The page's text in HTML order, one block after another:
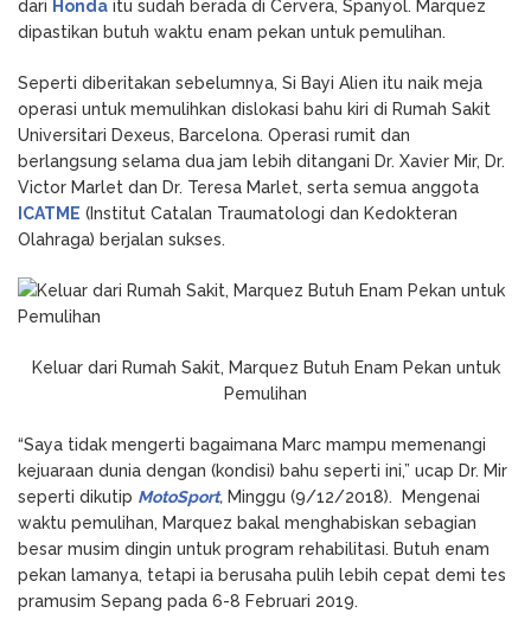
dari Honda itu sudah berada di Cervera, Spanyol. Marquez
dipastikan butuh waktu enam pekan untuk pemulihan.
Seperti diberitakan sebelumnya, Si Bayi Alien itu naik meja
operasi untuk memulihkan dislokasi bahu kiri di Rumah Sakit
Universitari Dexeus, Barcelona. Operasi rumit dan
berlangsung selama dua jam lebih ditangani Dr. Xavier Mir, Dr.
Victor Marlet dan Dr. Teresa Marlet, serta semua anggota
ICATME (Institut Catalan Traumatologi dan Kedokteran
Olahraga) berjalan sukses.
Keluar dari Rumah Sakit, Marquez Butuh Enam Pekan untuk
Pemulihan
“Saya tidak mengerti bagaimana Marc mampu memenangi
kejuaraan dunia dengan (kondisi) bahu seperti ini,” ucap Dr. Mir
seperti dikutip MotoSport, Minggu (9/12/2018). Mengenai
waktu pemulihan, Marquez bakal menghabiskan sebagian
besar musim dingin untuk program rehabilitasi. Butuh enam
pekan lamanya, tetapi ia berusaha pulih lebih cepat demi tes
pramusim Sepang pada 6-8 Februari 2019.